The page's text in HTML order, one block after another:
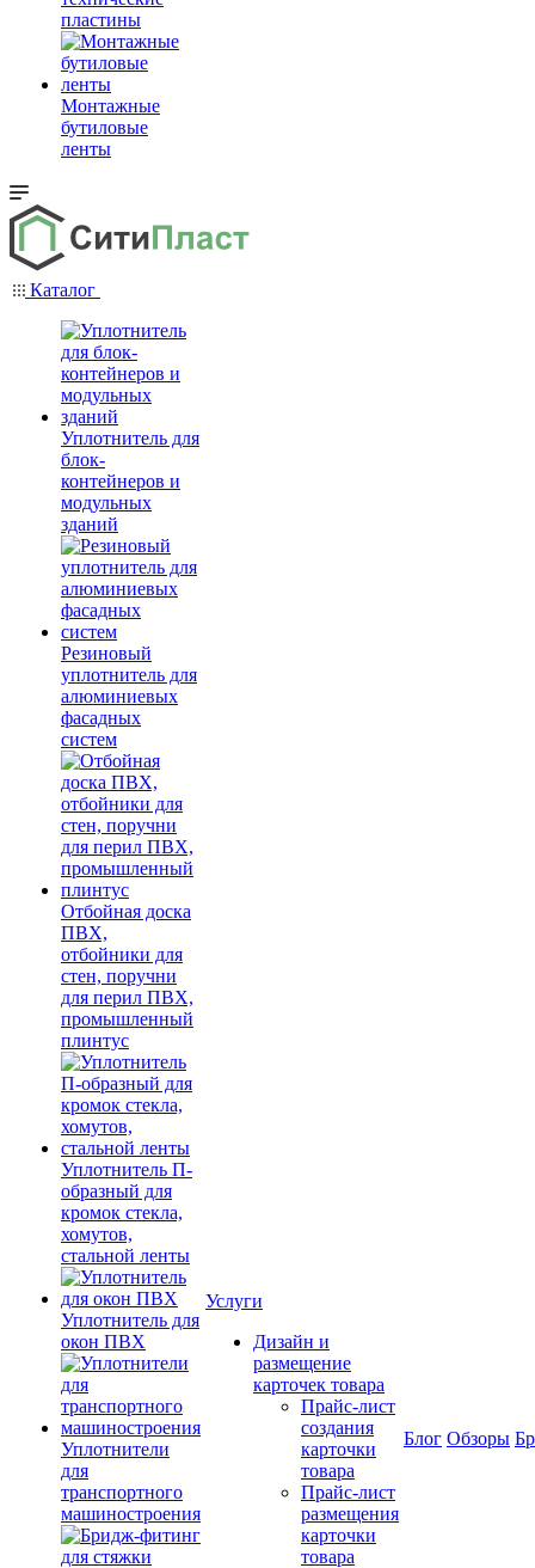
пластины
Монтажные
бутиловые
ленты
Каталог
Уплотнитель для
блок-
контейнеров и
модульных
зданий
Резиновый
уплотнитель для
алюминиевых
фасадных
систем
Отбойная доска
ПВХ,
отбойники для
стен, поручни
для перил ПВХ,
промышленный
плинтус
Уплотнитель П-
образный для
кромок стекла,
хомутов,
стальной ленты
Уплотнитель для
окон ПВХ
Уплотнители
для
транспортного
машиностроения
Услуги
Дизайн и
размещение
карточек товара
Прайс-лист
создания
карточки
товара
Прайс-лист
размещения
карточки
товара
Блог Обзоры